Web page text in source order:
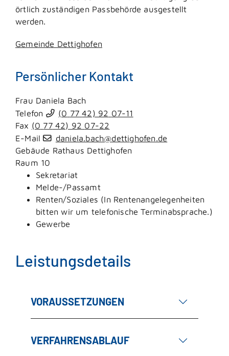
örtlich zuständigen Passbehörde ausgestellt
werden.
Gemeinde Dettighofen
Persönlicher Kontakt
Frau Daniela Bach
Telefon
(0 77 42) 92 07-11
Fax (0 77 42) 92 07-22
E-Mail
daniela.bach@dettighofen.de
Gebäude Rathaus Dettighofen
Raum 10
Sekretariat
Melde-/Passamt
Renten/Soziales (In Rentenangelegenheiten
bitten wir um telefonische Terminabsprache.)
Gewerbe
Leistungsdetails
VORAUSSETZUNGEN
VERFAHRENSABLAUF